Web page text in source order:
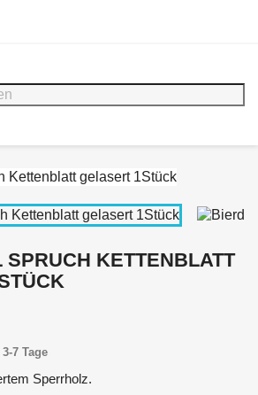
SPRUCH KETTENBLATT
7 Tage
Sperrholz.